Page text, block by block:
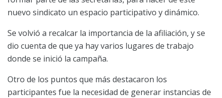
nuevo sindicato un espacio participativo y dinámico.
Se volvió a recalcar la importancia de la afiliación, y se
dio cuenta de que ya hay varios lugares de trabajo
donde se inició la campaña.
Otro de los puntos que más destacaron los
participantes fue la necesidad de generar instancias de